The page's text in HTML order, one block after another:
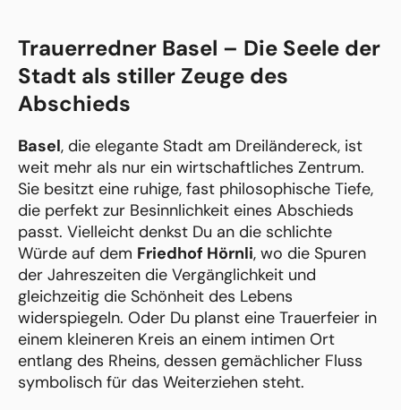
Trauerredner Basel – Die Seele der
Stadt als stiller Zeuge des
Abschieds
Basel, die elegante Stadt am Dreiländereck, ist
weit mehr als nur ein wirtschaftliches Zentrum.
Sie besitzt eine ruhige, fast philosophische Tiefe,
die perfekt zur Besinnlichkeit eines Abschieds
passt. Vielleicht denkst Du an die schlichte
Würde auf dem Friedhof Hörnli, wo die Spuren
der Jahreszeiten die Vergänglichkeit und
gleichzeitig die Schönheit des Lebens
widerspiegeln. Oder Du planst eine Trauerfeier in
einem kleineren Kreis an einem intimen Ort
entlang des Rheins, dessen gemächlicher Fluss
symbolisch für das Weiterziehen steht.